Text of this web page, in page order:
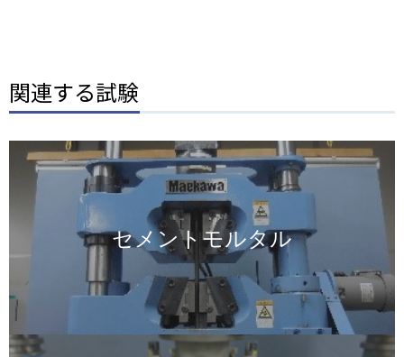
関連する試験
セメントモルタル
画